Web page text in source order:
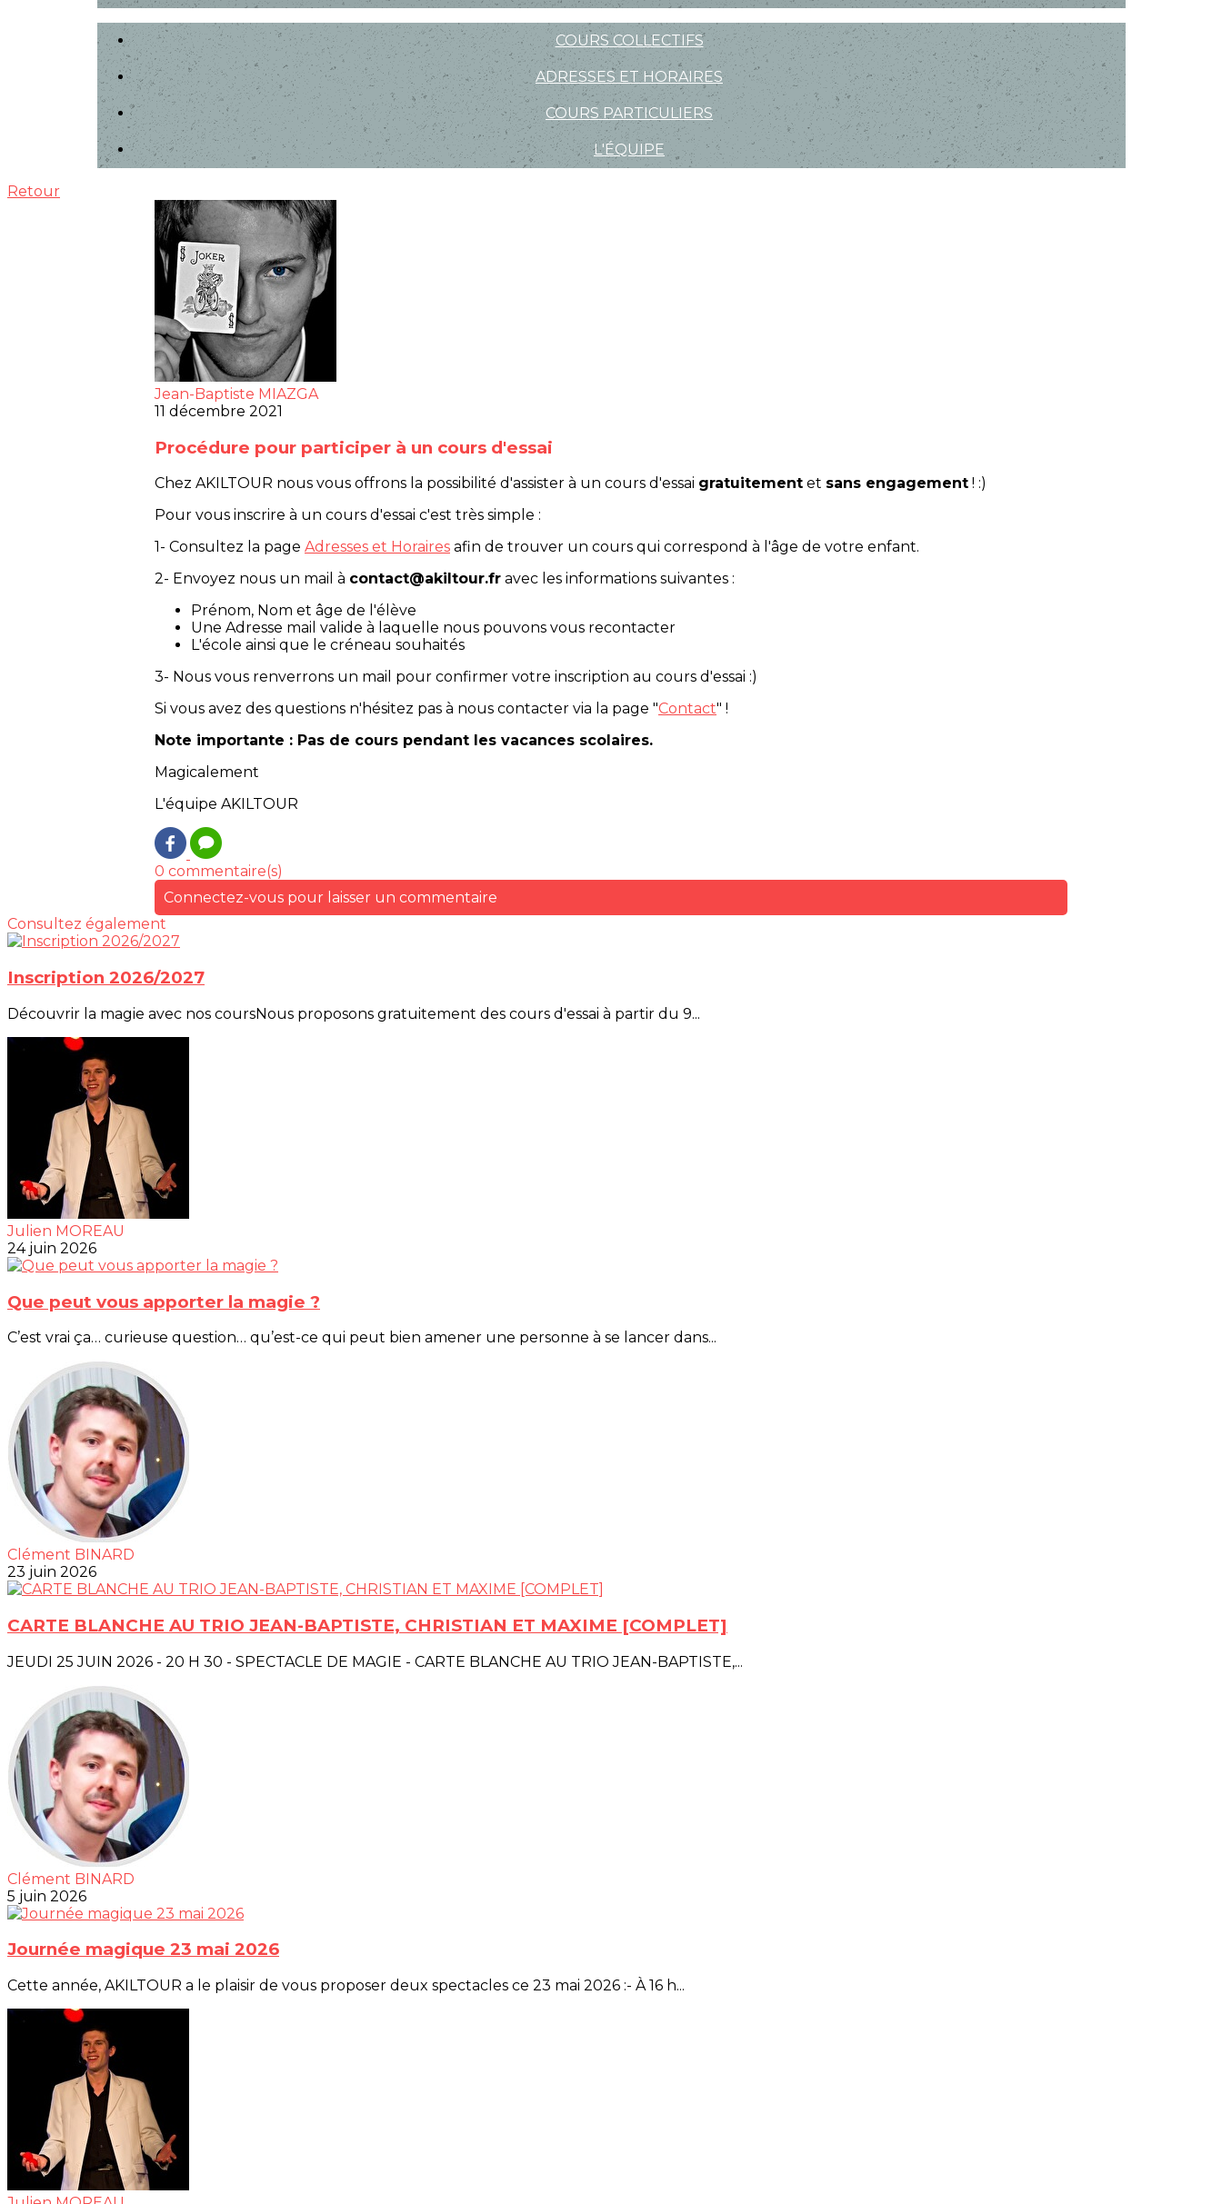
COURS COLLECTIFS
ADRESSES ET HORAIRES
COURS PARTICULIERS
L'ÉQUIPE
Retour
Jean-Baptiste MIAZGA
11 décembre 2021
Procédure pour participer à un cours d'essai
Chez AKILTOUR nous vous offrons la possibilité d'assister à un cours d'essai gratuitement et sans engagement ! :)
Pour vous inscrire à un cours d'essai c'est très simple :
1- Consultez la page Adresses et Horaires afin de trouver un cours qui correspond à l'âge de votre enfant.
2- Envoyez nous un mail à contact@akiltour.fr avec les informations suivantes :
Prénom, Nom et âge de l'élève
Une Adresse mail valide à laquelle nous pouvons vous recontacter
L'école ainsi que le créneau souhaités
3- Nous vous renverrons un mail pour confirmer votre inscription au cours d'essai :)
Si vous avez des questions n'hésitez pas à nous contacter via la page "Contact" !
Note importante : Pas de cours pendant les vacances scolaires.
Magicalement
L'équipe AKILTOUR
0 commentaire(s)
Connectez-vous pour laisser un commentaire
Consultez également
Inscription 2026/2027
Découvrir la magie avec nos coursNous proposons gratuitement des cours d'essai à partir du 9...
Julien MOREAU
24 juin 2026
Que peut vous apporter la magie ?
C’est vrai ça… curieuse question… qu’est-ce qui peut bien amener une personne à se lancer dans...
Clément BINARD
23 juin 2026
CARTE BLANCHE AU TRIO JEAN-BAPTISTE, CHRISTIAN ET MAXIME [COMPLET]
JEUDI 25 JUIN 2026 - 20 H 30 - SPECTACLE DE MAGIE - CARTE BLANCHE AU TRIO JEAN-BAPTISTE,...
Clément BINARD
5 juin 2026
Journée magique 23 mai 2026
Cette année, AKILTOUR a le plaisir de vous proposer deux spectacles ce 23 mai 2026 :- À 16 h...